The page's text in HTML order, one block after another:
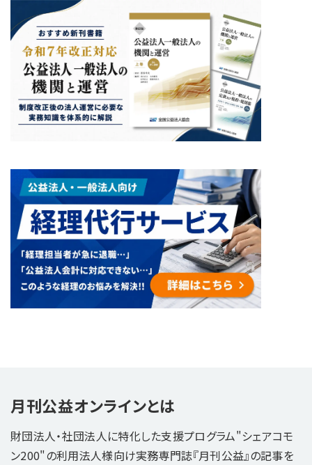
月刊公益オンラインとは
財団法人・社団法人に特化した支援プログラム"シェアコモ
ン200"の利用法人様向け実務専門誌『月刊公益』の記事を